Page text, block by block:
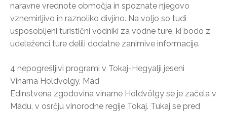
naravne vrednote območja in spoznate njegovo
vznemirljivo in raznoliko divjino. Na voljo so tudi
usposobljeni turistični vodniki za vodne ture, ki bodo z
udeleženci ture delili dodatne zanimive informacije.
4 nepogrešljivi programi v Tokaj-Hegyalji jeseni
Vinarna Holdvölgy, Mád
Edinstvena zgodovina vinarne Holdvölgy se je začela v
Mádu, v osrčju vinorodne regije Tokaj. Tukaj se pred